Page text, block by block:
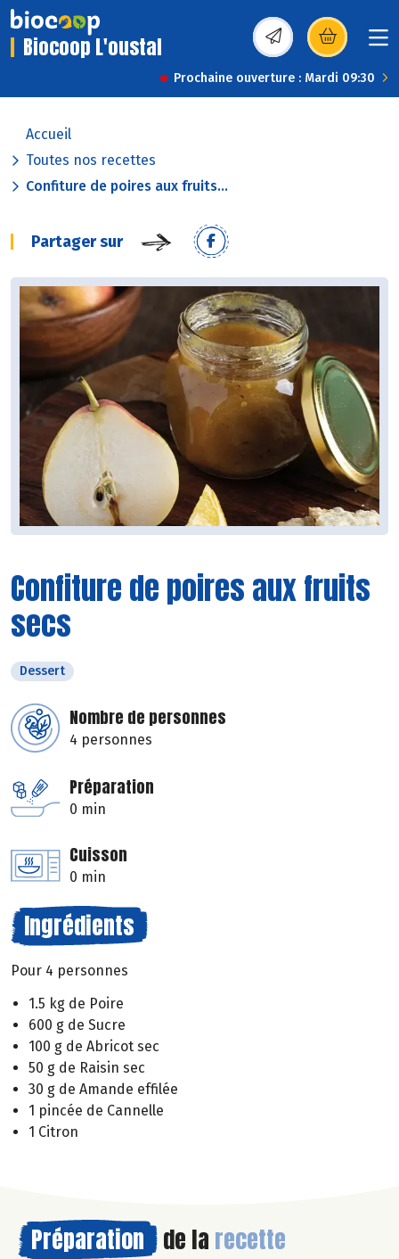
Biocoop L'oustal (s’ouvre dans une
Prochaine ouverture : Mardi 09:30
Accueil
Toutes nos recettes
Confiture de poires aux fruits...
Partager sur
Confiture de poires aux fruits
secs
Dessert
Nombre de personnes
4 personnes
Préparation
0 min
Cuisson
0 min
Ingrédients
Pour 4 personnes
1.5 kg de Poire
600 g de Sucre
100 g de Abricot sec
50 g de Raisin sec
30 g de Amande effilée
1 pincée de Cannelle
1 Citron
Préparation de la recette